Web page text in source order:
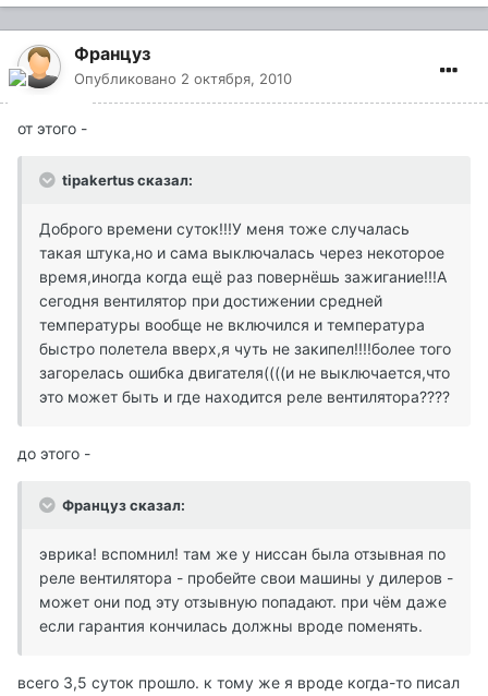
Француз
Опубликовано 2 октября, 2010
от этого -
tipakertus сказал:
Доброго времени суток!!!У меня тоже случалась
такая штука,но и сама выключалась через некоторое
время,иногда когда ещё раз повернёшь зажигание!!!А
сегодня вентилятор при достижении средней
температуры вообще не включился и температура
быстро полетела вверх,я чуть не закипел!!!!более того
загорелась ошибка двигателя((((и не выключается,что
это может быть и где находится реле вентилятора????
до этого -
Француз сказал:
эврика! вспомнил! там же у ниссан была отзывная по
реле вентилятора - пробейте свои машины у дилеров -
может они под эту отзывную попадают. при чём даже
если гарантия кончилась должны вроде поменять.
всего 3,5 суток прошло. к тому же я вроде когда-то писал